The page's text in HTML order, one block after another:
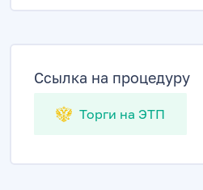
Ссылка на процедуру
Торги на ЭТП